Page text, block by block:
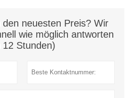
den neuesten Preis? Wir
wie möglich antworten
Stunden)